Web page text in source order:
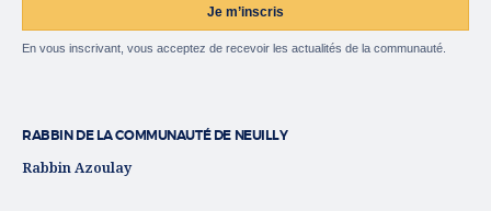
Je m’inscris
En vous inscrivant, vous acceptez de recevoir les actualités de la communauté.
RABBIN DE LA COMMUNAUTÉ DE NEUILLY
Rabbin Azoulay